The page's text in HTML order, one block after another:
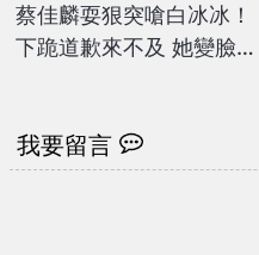
蔡佳麟耍狠突嗆白冰冰！
下跪道歉來不及 她變臉反
我要留言